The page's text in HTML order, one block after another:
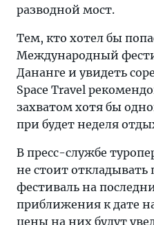
разводной мост.
Тем, кто хотел бы
Международный
Дананге и увидеть
Space Travel
захватом хотя бы
при будет неделя
В пресс-службе
не стоит откладывать
фестиваль на
приближения к дате
цены на них будут